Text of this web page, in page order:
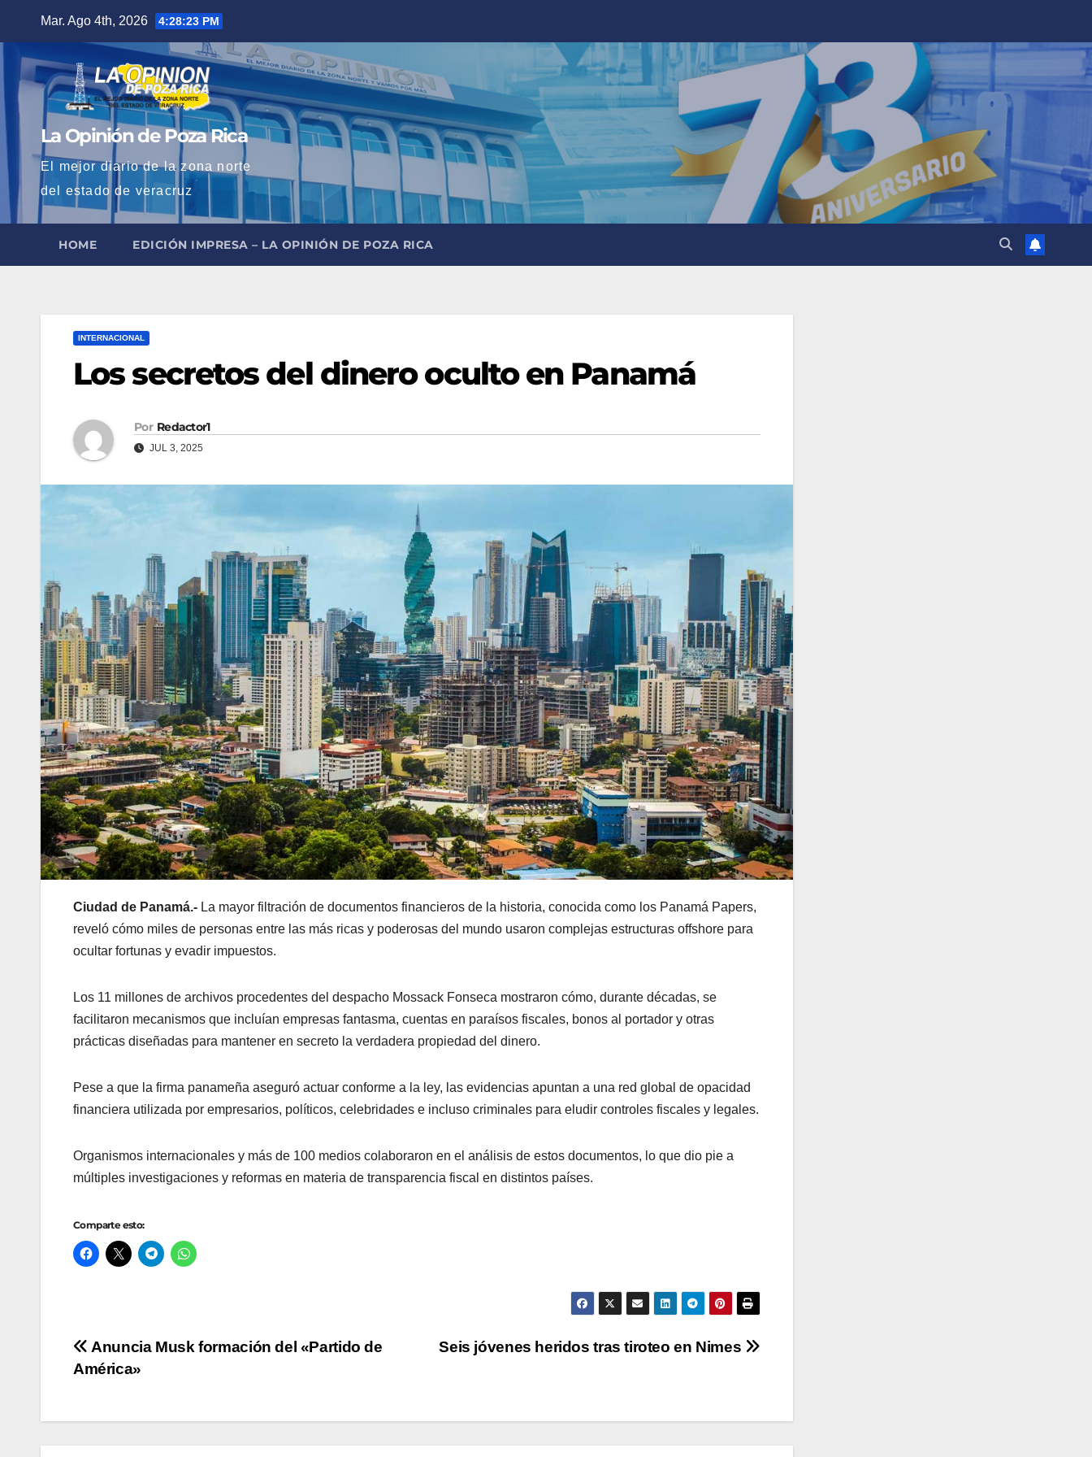
contenido
Mar. Ago 4th, 2026 4:28:24 PM
La Opinión de Poza Rica
El mejor diario de la zona norte
del estado de veracruz
HOME EDICIÓN IMPRESA – LA OPINIÓN DE POZA RICA
INTERNACIONAL
Los secretos del dinero oculto en Panamá
Por Redactor1
JUL 3, 2025
Ciudad de Panamá.- La mayor filtración de documentos financieros de la historia, conocida como los Panamá Papers,
reveló cómo miles de personas entre las más ricas y poderosas del mundo usaron complejas estructuras offshore para
ocultar fortunas y evadir impuestos.
Los 11 millones de archivos procedentes del despacho Mossack Fonseca mostraron cómo, durante décadas, se
facilitaron mecanismos que incluían empresas fantasma, cuentas en paraísos fiscales, bonos al portador y otras
prácticas diseñadas para mantener en secreto la verdadera propiedad del dinero.
Pese a que la firma panameña aseguró actuar conforme a la ley, las evidencias apuntan a una red global de opacidad
financiera utilizada por empresarios, políticos, celebridades e incluso criminales para eludir controles fiscales y legales.
Organismos internacionales y más de 100 medios colaboraron en el análisis de estos documentos, lo que dio pie a
múltiples investigaciones y reformas en materia de transparencia fiscal en distintos países.
Comparte esto:
Navegación
entradas
Seis jóvenes heridos tras tiroteo en Nimes
Anuncia Musk formación del «Partido de
América»